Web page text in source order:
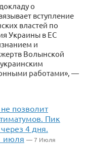
о
вступление
властей по
Украины в ЕС
и
Волынской
работами», —
позволит
Пик
4 дня.
июля — 7 Июля